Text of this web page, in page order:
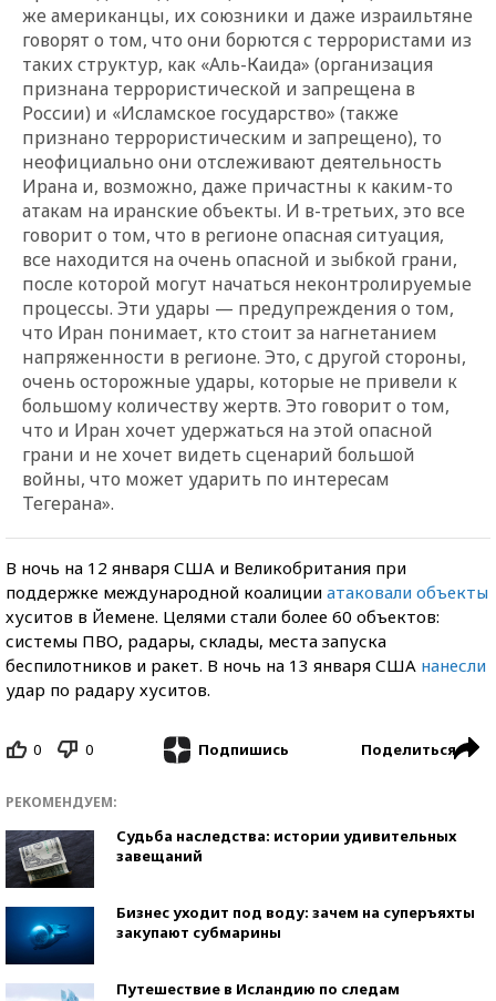
же американцы, их союзники и даже израильтяне
говорят о том, что они борются с террористами из
таких структур, как «Аль-Каида» (организация
признана террористической и запрещена в
России) и «Исламское государство» (также
признано террористическим и запрещено), то
неофициально они отслеживают деятельность
Ирана и, возможно, даже причастны к каким-то
атакам на иранские объекты. И в-третьих, это все
говорит о том, что в регионе опасная ситуация,
все находится на очень опасной и зыбкой грани,
после которой могут начаться неконтролируемые
процессы. Эти удары — предупреждения о том,
что Иран понимает, кто стоит за нагнетанием
напряженности в регионе. Это, с другой стороны,
очень осторожные удары, которые не привели к
большому количеству жертв. Это говорит о том,
что и Иран хочет удержаться на этой опасной
грани и не хочет видеть сценарий большой
войны, что может ударить по интересам
Тегерана».
В ночь на 12 января США и Великобритания при
поддержке международной коалиции атаковали объекты
хуситов в Йемене. Целями стали более 60 объектов:
системы ПВО, радары, склады, места запуска
беспилотников и ракет. В ночь на 13 января США нанесли
удар по радару хуситов.
0 0 Подпишись Поделиться
РЕКОМЕНДУЕМ:
Судьба наследства: истории удивительных
завещаний
Бизнес уходит под воду: зачем на суперъяхты
закупают субмарины
Путешествие в Исландию по следам